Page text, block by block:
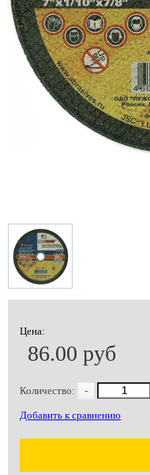
Цена:
86.00 руб
Количество: -
Добавить к сравнению